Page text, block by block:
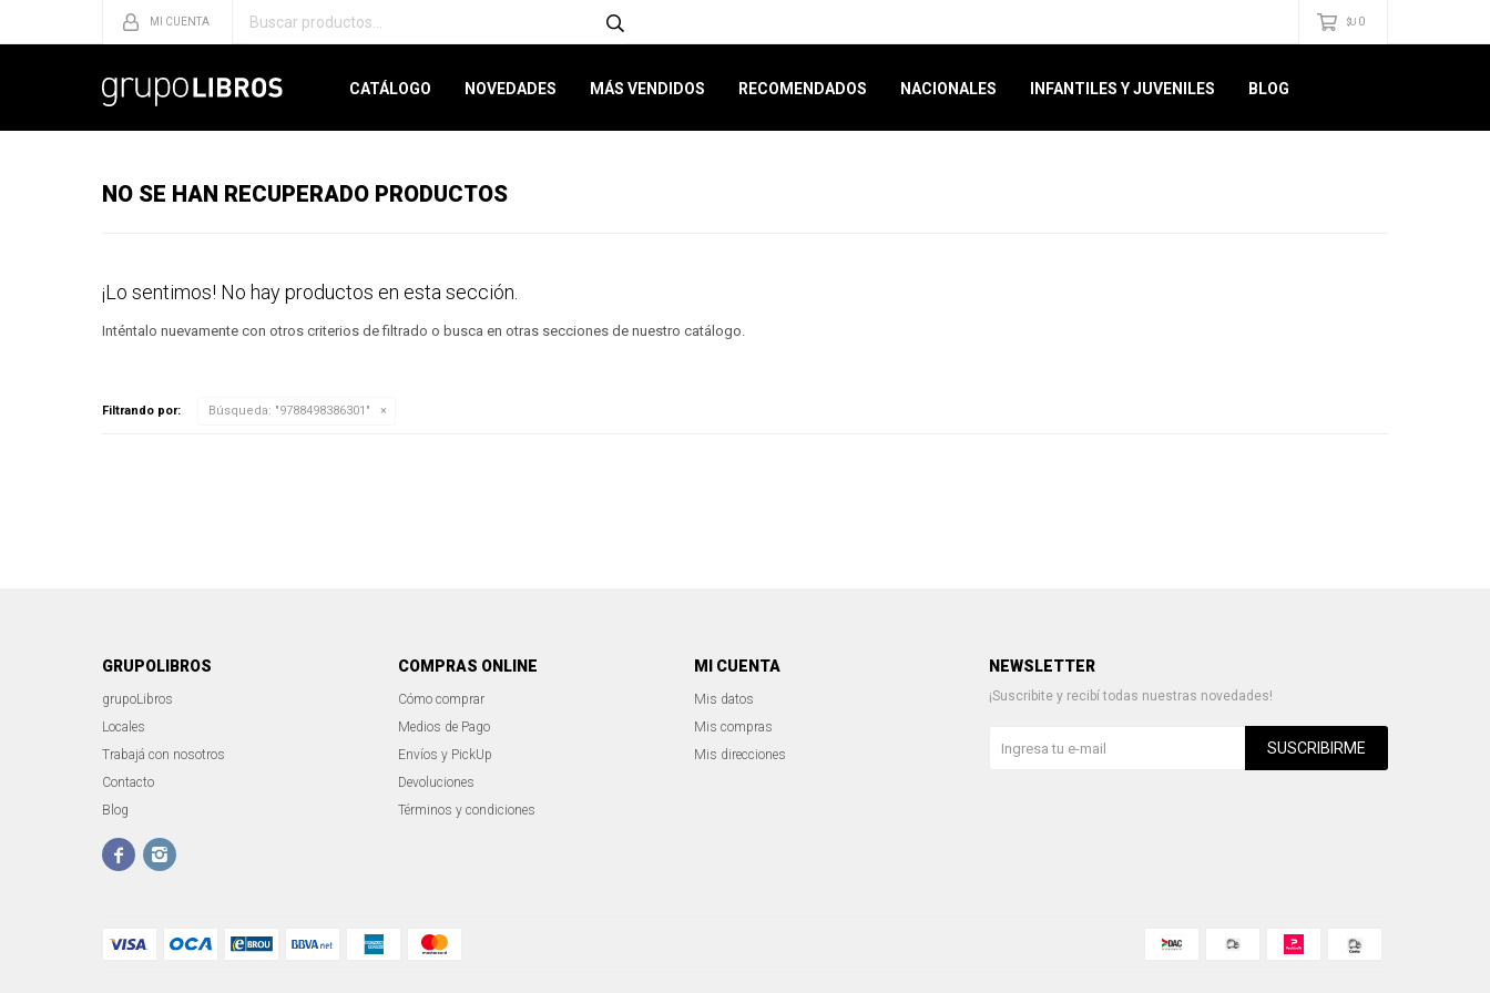
CATÁLOGO NOVEDADES MÁS VENDIDOS RECOMENDADOS NACIONALES INFANTILES Y JUVENILES BLOG
$U 0
NO SE HAN RECUPERADO PRODUCTOS
¡Lo sentimos! No hay productos en esta sección.
Inténtalo nuevamente con otros criterios de filtrado o busca en otras secciones de nuestro catálogo.
Filtrando por: Búsqueda: "9788498386301"
GRUPOLIBROS
grupoLibros
Locales
Trabajá con nosotros
Contacto
Blog
 
COMPRAS ONLINE
Cómo comprar
Medios de Pago
Envíos y PickUp
Devoluciones
Términos y condiciones
MI CUENTA
Mis datos
Mis compras
Mis direcciones
NEWSLETTER
¡Suscribite y recibí todas nuestras novedades!
SUSCRIBIRME